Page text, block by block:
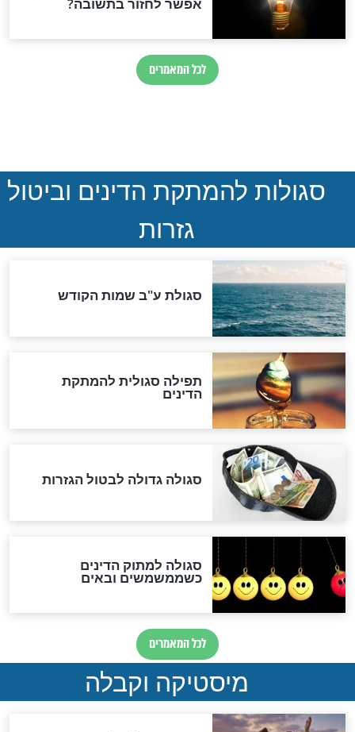
הותר לפרסום: לוחמי מילואים
נהרגו בדרום לבנון
ואיראן: בלי שקיפות ועם הרבה
סימני שאלה
המסמך האבוד שנחשף
במרתפי מוסקבה: כתב היד
הנדיר של הרשב"ם התגלה
"מודה לקב"ה על כל השנים"
לכל המאמרים
אחרית הימים
האם אפשר לחשב את הקץ?